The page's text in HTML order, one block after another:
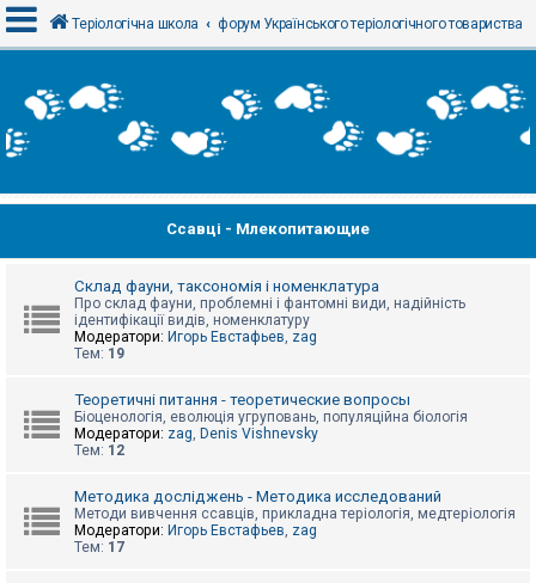
х
і
т
р
а
б
е
Теріологічна школа форум Українського теріологічного товариства
Ссавці - Млекопитающие
Склад фауни, таксономія і номенклатура
Про склад фауни, проблемні і фантомні види, надійність
ідентифікації видів, номенклатуру
Модератори: Игорь Евстафьев, zag
Тем: 19
Теоретичні питання - теоретические вопросы
Біоценологія, еволюція угруповань, популяційна біологія
Модератори: zag, Denis Vishnevsky
Тем: 12
Методика досліджень - Методика исследований
Методи вивчення ссавців, прикладна теріологія, медтеріологія
Модератори: Игорь Евстафьев, zag
Тем: 17